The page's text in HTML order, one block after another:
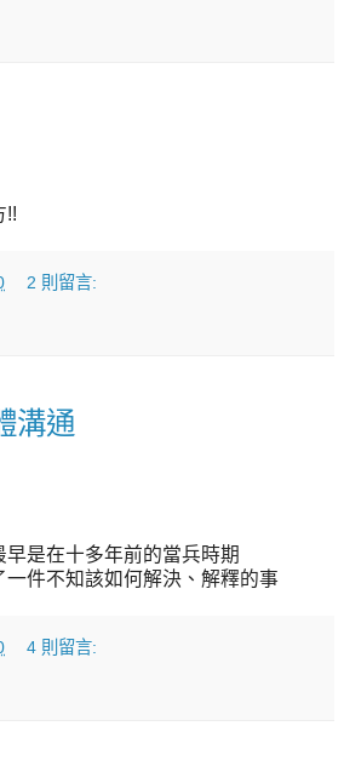
!!
2 則留言:
溝通
是在十多年前的當兵時期
件不知該如何解決、解釋的事
4 則留言: